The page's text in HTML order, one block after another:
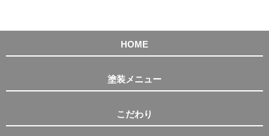
HOME
塗装メニュー
こだわり